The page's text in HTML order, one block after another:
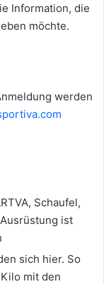
Information, die
möchte.
werden
Schaufel,
ist
sich hier. So
mit den